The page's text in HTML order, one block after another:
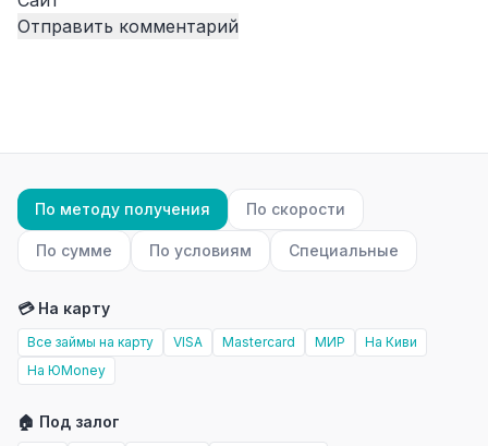
По методу получения По скорости
По сумме По условиям Специальные
💳 На карту
Все займы на карту VISA Mastercard МИР
На Киви
На ЮMoney
🏠 Под залог